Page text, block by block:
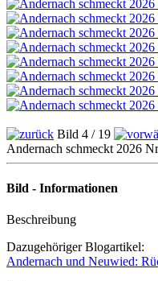
Bild 4 / 19
Andernach schmeckt 2026
Bild - Informationen
Beschreibung
Dazugehöriger Blogartikel:
Andernach und Neuwied: